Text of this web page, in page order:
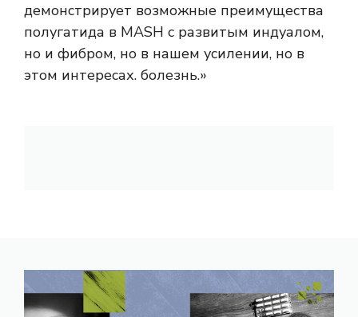
демонстрирует возможные преимущества
полугатида в MASH с развитым индуалом,
но и фибром, но в нашем усилении, но в
этом интересах. болезнь.»